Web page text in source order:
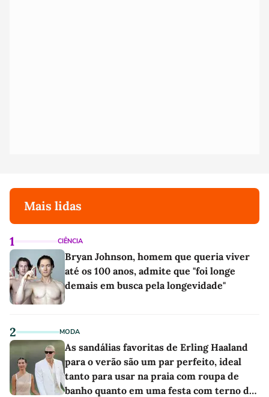
Mais lidas
1 CIÊNCIA
Bryan Johnson, homem que queria viver
até os 100 anos, admite que "foi longe
demais em busca pela longevidade"
2 MODA
As sandálias favoritas de Erling Haaland
para o verão são um par perfeito, ideal
tanto para usar na praia com roupa de
banho quanto em uma festa com terno de